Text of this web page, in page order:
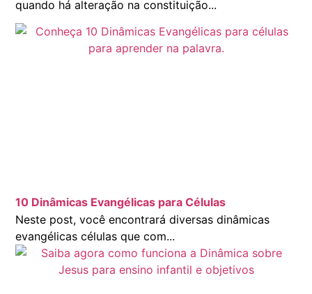
quando há alteração na constituição...
10 Dinâmicas Evangélicas para Células
Neste post, você encontrará diversas dinâmicas
evangélicas células que com...